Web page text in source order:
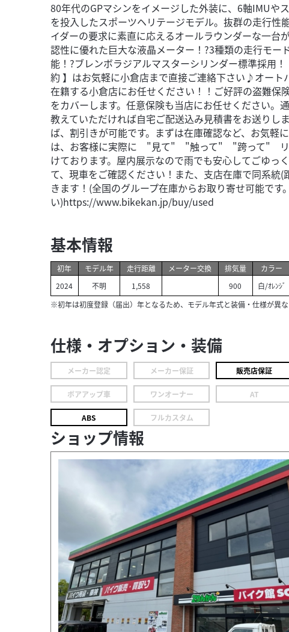
80年代のGPマシンをイメージした外装に、6軸IMUや
を投入したスポーツヘリテージモデル。抜群の走行性
イダーの要求に素直に応えるオールラウンダーな一
認性に優れた巨大な液晶メーター！?3種類の走行モー
能！?ブレンボラジアルマスターシリンダー標準採用
約 】はお気軽に小倉店まで直接ご連絡下さい♪オート
在籍する小倉店にお任せください！！ご好評の盗難保
をカバーします。任意保険も当店にお任せください。
教えていただければ自宅ご配送込み見積書をお送りし
ば、割引きが可能です。まずは在庫確認など、お気軽
は、お客様に実際に "見て" "触って" "跨って" リ
けております。屋内展示なので雨でも安心してごゆっ
て、現車をご確認ください！また、支店在庫で同系統
きます！(全国のグループ在庫からお取り寄せ可能です
い)https://www.bikekan.jp/buy/used
基本情報
初年
2024
モデル年
不明
走行距離
1,558
メーター交換
排気量
900
カラー
白/ｵﾚﾝｼﾞ
※初年は初度登録（届出）年となるため、モデル年式と装備・仕様が異な
仕様・オプション・装備
メーカー認定 メーカー保証 販売店保証
ボアアップ車 ワンオーナー AT
ABS フルカスタム
ショップ情報